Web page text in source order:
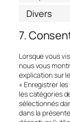
Divers
7.
Lorsque vous
nous vous
explication sur
« Enregistrer
les catégories
sélectionnés
dans la